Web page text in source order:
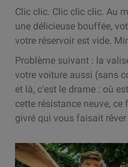
Clic clic. Clic clic clic. Au
une délicieuse bouffée,
votre réservoir est vide.
Problème suivant : la
votre voiture aussi (sans
et là, c'est le drame : où
cette résistance neuve,
givré qui vous faisait